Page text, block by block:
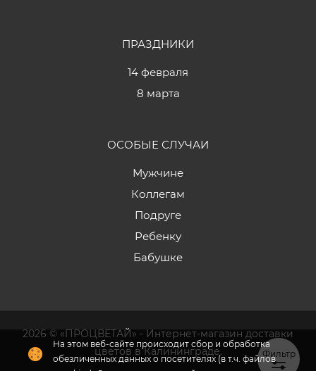
На этом веб-сайте происходит сбор и обработка
обезличенных данных о посетителях (в т.ч. файлов
ПРАЗДНИКИ
14 февраля
8 марта
ОСОБЫЕ СЛУЧАИ
Мужчине
Коллегам
Подруге
Ребенку
Бабушке
2026 © «ПРОЦВЕТАЙ» - Интернет-магазин доставки
цветов в Калининграде.
Фильтр